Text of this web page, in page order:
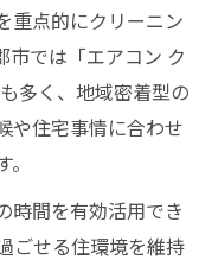
重点的にクリーニン
市では「エアコン ク
多く、地域密着型の
や住宅事情に合わせ
時間を有効活用でき
ごせる住環境を維持